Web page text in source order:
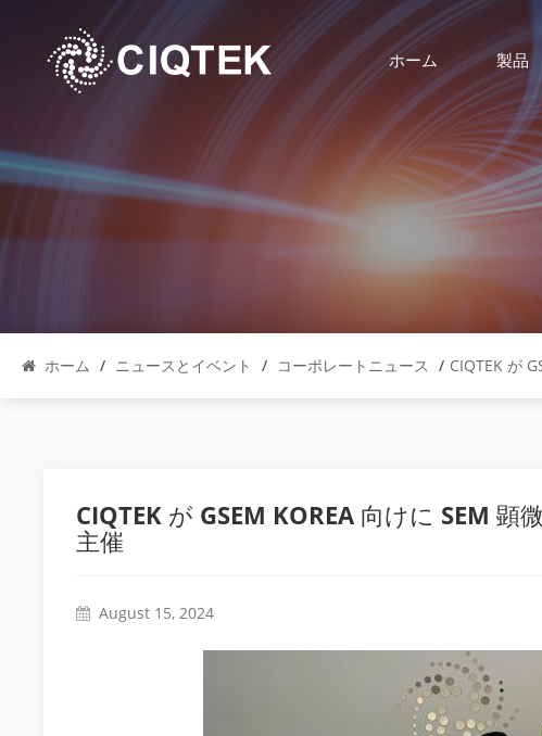
ホーム 製品
ホーム / ニュースとイベント / コーポレートニュース / CIQTEK が
CIQTEK が GSEM KOREA 向けに SEM
主催
August 15, 2024